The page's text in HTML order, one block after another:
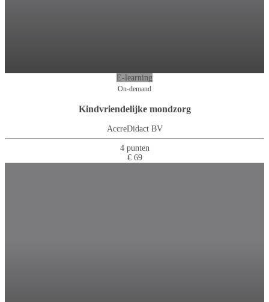
E-learning
On-demand
Kindvriendelijke mondzorg
AccreDidact BV
4 punten
€ 69